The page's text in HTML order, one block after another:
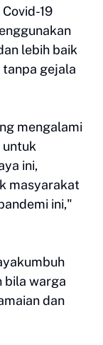
19
lebih baik
tanpa gejala
mengalami
untuk
ini,
masyarakat
ini,"
bila warga
dan